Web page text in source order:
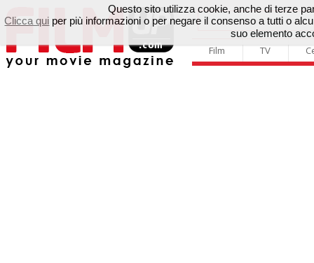
Film TV
Questo sito utilizza cookie, anche di terze
Clicca qui per più informazioni o per negare il consenso a tutti o
suo elemento